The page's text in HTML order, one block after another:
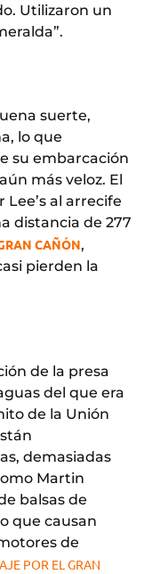
Utilizaron un
suerte,
lo que
su embarcación
más veloz. El
al arrecife
distancia de 277
CAÑÓN,
pierden la
de la presa
del que era
de la Unión
demasiadas
Martin
balsas de
que causan
de
POR EL GRAN